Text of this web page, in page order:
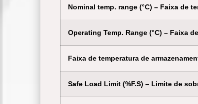
Nominal temp. range (°C) – Faixa de
Operating Temp. Range (°C) – Faixa
Faixa de temperatura de
Safe Load Limit (%F.S) – Limite de